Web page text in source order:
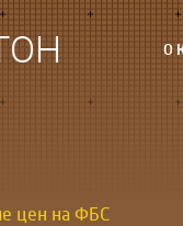
О
цен на ФБС